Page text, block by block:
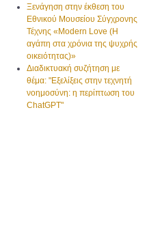
Ξενάγηση στην έκθεση του
Εθνικού Μουσείου Σύγχρονης
Τέχνης «Modern Love (H
αγάπη στα χρόνια της ψυχρής
οικειότητας)»
Διαδικτυακή συζήτηση με
θέμα: "Εξελίξεις στην τεχνητή
νοημοσύνη: η περίπτωση του
ChatGPT"